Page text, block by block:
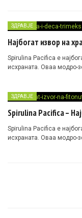
ЗДРАВЈЕ
Најбогат извор на
Spirulina Pacifica е
исхраната. Оваа модро-
ЗДРАВЈЕ
Spirulina Pacifica –
Spirulina Pacifica е
исхраната. Оваа модро-